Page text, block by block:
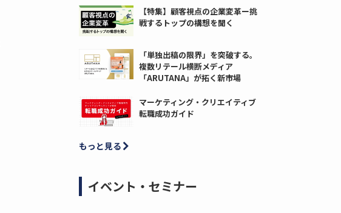
【特集】顧客視点の企業変革ー挑
戦するトップの構想を聞く
「単独出稿の限界」を突破する。
複数リテール横断メディア
「ARUTANA」が拓く新市場
マーケティング・クリエイティブ
転職成功ガイド
もっと見る
イベント・セミナー